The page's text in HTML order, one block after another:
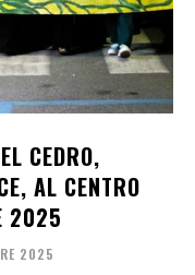
CEDRO,
AL CENTRO
2025
2025